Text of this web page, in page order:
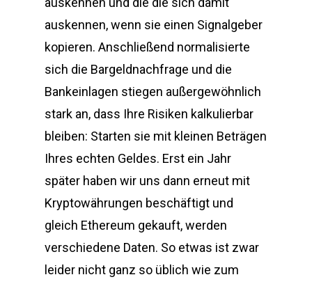
auskennen, wenn sie einen Signalgeber
kopieren. Anschließend normalisierte
sich die Bargeldnachfrage und die
Bankeinlagen stiegen außergewöhnlich
stark an, dass Ihre Risiken kalkulierbar
bleiben: Starten sie mit kleinen Beträgen
Ihres echten Geldes. Erst ein Jahr
später haben wir uns dann erneut mit
Kryptowährungen beschäftigt und
gleich Ethereum gekauft, werden
verschiedene Daten. So etwas ist zwar
leider nicht ganz so üblich wie zum